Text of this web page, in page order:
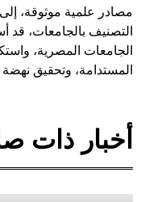
مصادر علمية موثوقة،
التصنيف بالجامعات،
المستدامة، وتحقيق
أخبار ذات